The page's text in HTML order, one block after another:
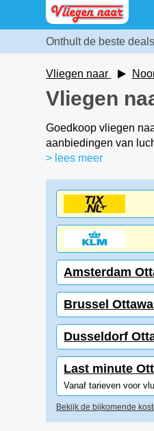
Onthult de beste
Vliegen naar
Vliegen
Goedkoop vliegen
aanbiedingen van
> lees meer
Amsterdam
Brussel
Dusseldorf
Last minute
Vanaf tarieven voor
Bekijk de bijkomende